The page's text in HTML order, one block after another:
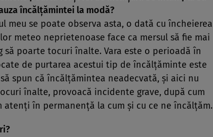
încălţămintei la modă?
meu se poate observa asta, o dată cu încheierea
meteo neprietenoase face ca mersul să fie mai
să poarte tocuri înalte. Vara este o perioadă în
de purtarea acestui tip de încălţăminte este
spun că încălţămintea neadecvată, şi aici nu
înalte, provoacă incidente grave, după cum
atenţi în permanenţă la cum şi cu ce ne încălţăm.